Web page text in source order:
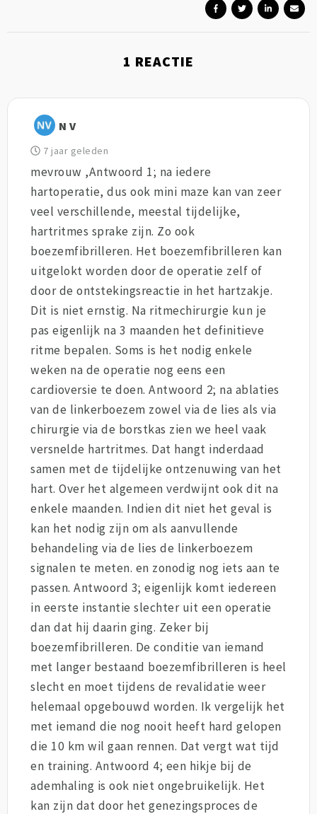
1 REACTIE
N V
7 jaar geleden
mevrouw ,Antwoord 1; na iedere
hartoperatie, dus ook mini maze kan van zeer
veel verschillende, meestal tijdelijke,
hartritmes sprake zijn. Zo ook
boezemfibrilleren. Het boezemfibrilleren kan
uitgelokt worden door de operatie zelf of
door de ontstekingsreactie in het hartzakje.
Dit is niet ernstig. Na ritmechirurgie kun je
pas eigenlijk na 3 maanden het definitieve
ritme bepalen. Soms is het nodig enkele
weken na de operatie nog eens een
cardioversie te doen. Antwoord 2; na ablaties
van de linkerboezem zowel via de lies als via
chirurgie via de borstkas zien we heel vaak
versnelde hartritmes. Dat hangt inderdaad
samen met de tijdelijke ontzenuwing van het
hart. Over het algemeen verdwijnt ook dit na
enkele maanden. Indien dit niet het geval is
kan het nodig zijn om als aanvullende
behandeling via de lies de linkerboezem
signalen te meten. en zonodig nog iets aan te
passen. Antwoord 3; eigenlijk komt iedereen
in eerste instantie slechter uit een operatie
dan dat hij daarin ging. Zeker bij
boezemfibrilleren. De conditie van iemand
met langer bestaand boezemfibrilleren is heel
slecht en moet tijdens de revalidatie weer
helemaal opgebouwd worden. Ik vergelijk het
met iemand die nog nooit heeft hard gelopen
die 10 km wil gaan rennen. Dat vergt wat tijd
en training. Antwoord 4; een hikje bij de
ademhaling is ook niet ongebruikelijk. Het
kan zijn dat door het genezingsproces de